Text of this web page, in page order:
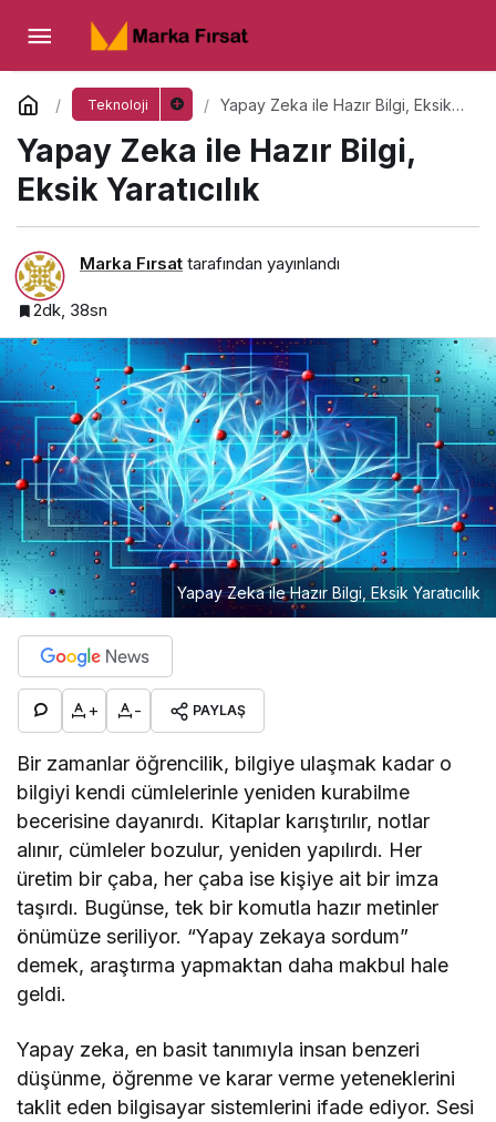
Teknoloji
Yapay Zeka ile Hazır Bilgi, Eksik
Yapay Zeka ile Hazır Bilgi,
Eksik Yaratıcılık
Marka Fırsat tarafından yayınlandı
2dk, 38sn
Yapay Zeka ile Hazır Bilgi, Eksik Yaratıcılık
+ - PAYLAŞ
Bir zamanlar öğrencilik, bilgiye ulaşmak kadar o
bilgiyi kendi cümlelerinle yeniden kurabilme
becerisine dayanırdı. Kitaplar karıştırılır, notlar
alınır, cümleler bozulur, yeniden yapılırdı. Her
üretim bir çaba, her çaba ise kişiye ait bir imza
taşırdı. Bugünse, tek bir komutla hazır metinler
önümüze seriliyor. “Yapay zekaya sordum”
demek, araştırma yapmaktan daha makbul hale
geldi.
Yapay zeka, en basit tanımıyla insan benzeri
düşünme, öğrenme ve karar verme yeteneklerini
taklit eden bilgisayar sistemlerini ifade ediyor. Sesi
Yapay Zeka ile Hazır Bilgi, Eksik Yaratıcılık
Yorum Yap